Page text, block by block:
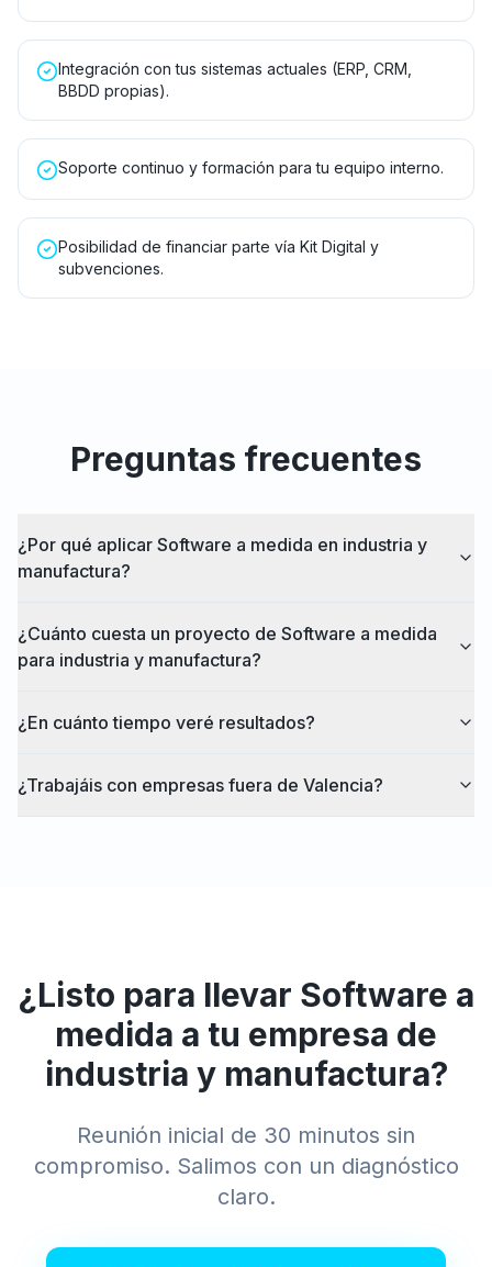
Integración con tus sistemas actuales (ERP, CRM,
BBDD propias).
Soporte continuo y formación para tu equipo interno.
Posibilidad de financiar parte vía Kit Digital y
subvenciones.
Preguntas frecuentes
¿Por qué aplicar Software a medida en industria y
manufactura?
¿Cuánto cuesta un proyecto de Software a medida
para industria y manufactura?
¿En cuánto tiempo veré resultados?
¿Trabajáis con empresas fuera de Valencia?
¿Listo para llevar Software a
medida a tu empresa de
industria y manufactura?
Reunión inicial de 30 minutos sin
compromiso. Salimos con un diagnóstico
claro.